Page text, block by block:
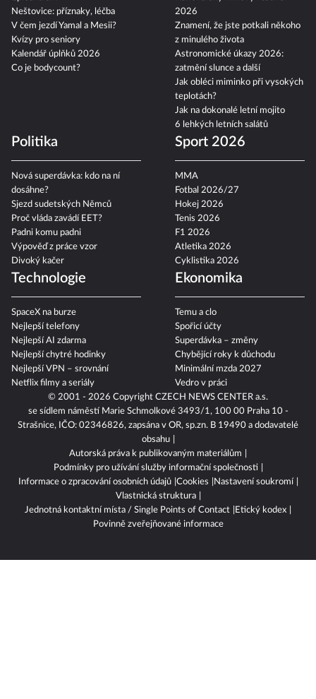
© 2001 - 2026 Copyright CZECH NEWS CENTER a.s.
se sídlem náměstí Marie Schmolkové 3493/1, 100 00 Praha 10 -
Strašnice, IČO: 02346826, zapsána v OR, sp.zn. B 19490 a dodavatelé
obsahu
Autorská práva k publikovaným materiálům
Podmínky pro užívání služby informační společnosti
Informace o zpracování osobních údajů Cookies
Nastavení soukromí
Vlastnická struktura
Jednotná kontaktní místa / Single Points of Contact
Etický kodex
Povinně zveřejňované informace
Neštovice: příznaky, léčba
V čem jezdí Yamal a Mesii?
Kvízy pro seniory
Kalendář úplňků 2026
Co je bodycount?
2026
Znamení, že jste potkali někoho
z minulého života
Astronomické úkazy 2026:
zatmění slunce a další
Jak obléci miminko při vysokých
teplotách?
Jak na dokonalé letní mojito
6 lehkých letních salátů
Politika
Nová superdávka: kdo na ní
dosáhne?
Sjezd sudetských Němců
Proč vláda zavádí EET?
Padni komu padni
Výpověď z práce vzor
Divoký kačer
Sport 2026
MMA
Fotbal 2026/27
Hokej 2026
Tenis 2026
F1 2026
Atletika 2026
Cyklistika 2026
Technologie
SpaceX na burze
Nejlepší telefony
Nejlepší AI zdarma
Nejlepší chytré hodinky
Nejlepší VPN – srovnání
Netflix filmy a seriály
Ekonomika
Temu a clo
Spořicí účty
Superdávka – změny
Chybějící roky k důchodu
Minimální mzda 2027
Vedro v práci